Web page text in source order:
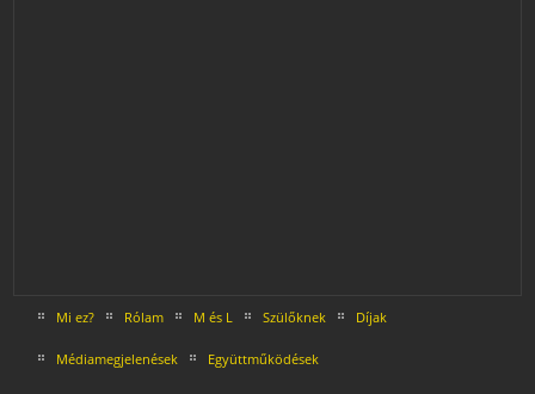
Mi ez? Rólam M és L Szülőknek Díjak
Médiamegjelenések Együttműködések